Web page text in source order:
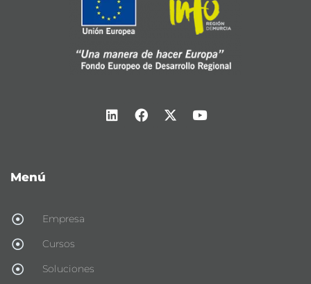
Menú
Empresa
Cursos
Soluciones